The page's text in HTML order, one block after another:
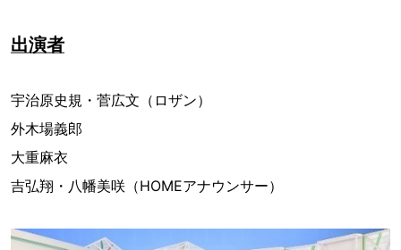
出演者
宇治原史規・菅広文（ロザン）
外木場義郎
大重麻衣
吉弘翔・八幡美咲（HOMEアナウンサー）